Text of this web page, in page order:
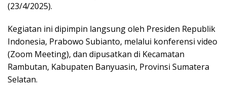
(23/4/2025).
Kegiatan ini dipimpin langsung oleh Presiden Republik
Indonesia, Prabowo Subianto, melalui konferensi video
(Zoom Meeting), dan dipusatkan di Kecamatan
Rambutan, Kabupaten Banyuasin, Provinsi Sumatera
Selatan.